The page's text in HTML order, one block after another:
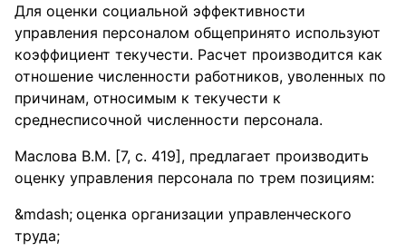
Для оценки социальной эффективности
управления персоналом общепринято используют
коэффициент текучести. Расчет производится как
отношение численности работников, уволенных по
причинам, относимым к текучести к
среднесписочной численности персонала.
Маслова В.М. [7, с. 419], предлагает производить
оценку управления персонала по трем позициям:
оценка организации управленческого
труда;